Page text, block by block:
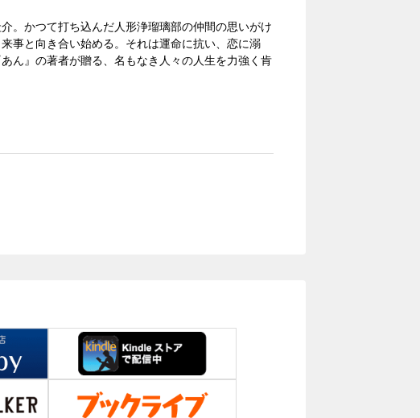
。かつて打ち込んだ人形浄瑠璃部の仲間の思いがけ
事と向き合い始める。それは運命に抗い、恋に溺
』の著者が贈る、名もなき人々の人生を力強く肯